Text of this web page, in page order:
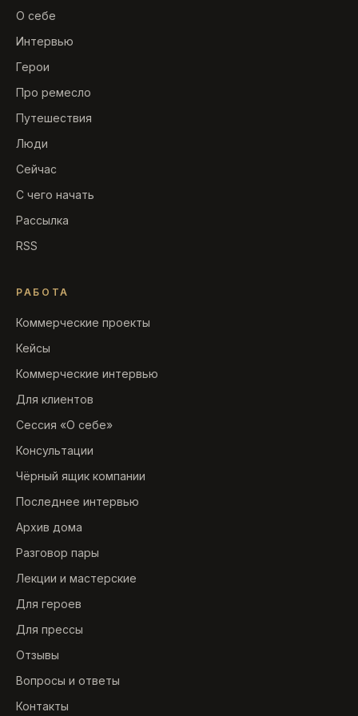
О себе
Интервью
Герои
Про ремесло
Путешествия
Люди
Сейчас
С чего начать
Рассылка
RSS
РАБОТА
Коммерческие проекты
Кейсы
Коммерческие интервью
Для клиентов
Сессия «О себе»
Консультации
Чёрный ящик компании
Последнее интервью
Архив дома
Разговор пары
Лекции и мастерские
Для героев
Для прессы
Отзывы
Вопросы и ответы
Контакты